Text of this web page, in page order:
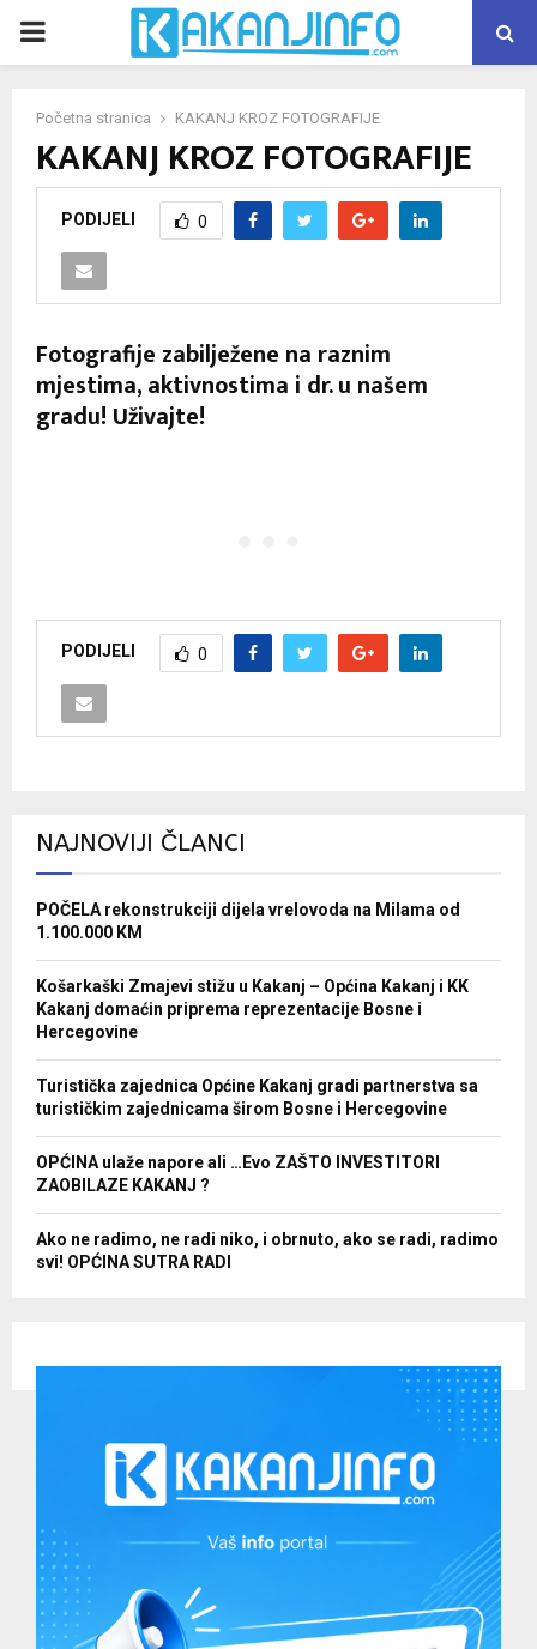
PRIMARY
Početna stranica KAKANJ KROZ FOTOGRAFIJE
KAKANJ KROZ FOTOGRAFIJE
PODIJELI 0
Fotografije zabilježene na raznim
mjestima, aktivnostima i dr. u našem
gradu! Uživajte!
PODIJELI 0
NAJNOVIJI ČLANCI
POČELA rekonstrukciji dijela vrelovoda na Milama od
1.100.000 KM
Košarkaški Zmajevi stižu u Kakanj – Općina Kakanj i KK
Kakanj domaćin priprema reprezentacije Bosne i
Hercegovine
Turistička zajednica Općine Kakanj gradi partnerstva sa
turističkim zajednicama širom Bosne i Hercegovine
OPĆINA ulaže napore ali …Evo ZAŠTO INVESTITORI
ZAOBILAZE KAKANJ ?
Ako ne radimo, ne radi niko, i obrnuto, ako se radi, radimo
svi! OPĆINA SUTRA RADI